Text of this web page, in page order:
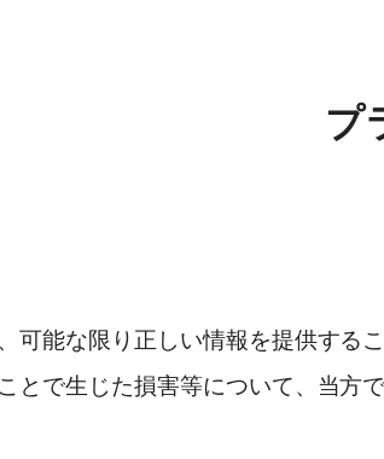
プ
可能な限り正しい情報を提供する
とで生じた損害等について、当方